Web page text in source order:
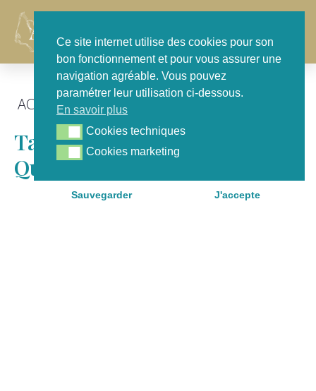
ACTU GÉNÉRALE,
Talence : Solidarité Au
Quartier Social De Raba
Ce site internet utilise des cookies pour son
bon fonctionnement et pour vous assurer une
navigation agréable. Vous pouvez
paramétrer leur utilisation ci-dessous.
En savoir plus
Cookies techniques
Cookies techniques
Cookies marketing
Cookies marketing
Sauvegarder J'accepte